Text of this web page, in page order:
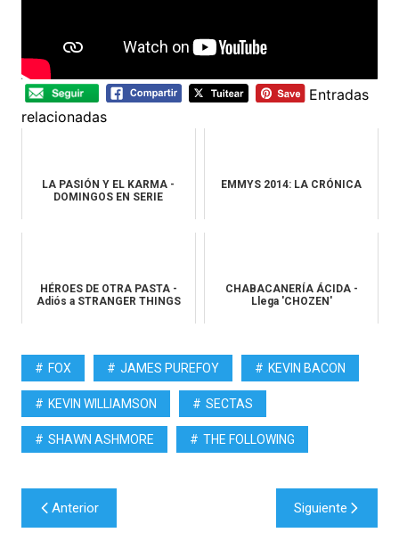
Entradas
relacionadas
LA PASIÓN Y EL KARMA -
DOMINGOS EN SERIE
EMMYS 2014: LA CRÓNICA
HÉROES DE OTRA PASTA -
Adiós a STRANGER THINGS
CHABACANERÍA ÁCIDA -
Llega 'CHOZEN'
FOX JAMES PUREFOY KEVIN BACON
KEVIN WILLIAMSON SECTAS
SHAWN ASHMORE THE FOLLOWING
Navegación
de
Anterior Siguiente